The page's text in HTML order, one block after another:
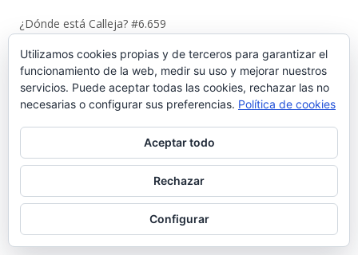
¿Dónde está Calleja? #6.659
Carta protesta a Don Pedro Muñoz Seca #6.658
El antiguo campo del Racing y la iniciativa solidaria de Elías
Sebastián Gómez Sánchez, ‘Tani’. El frutero que ayudó a
sacar adelante a once hermanos #6.656
La viñeta de Alberto Castrelo. Se hacen fiestas a domicilio
#6.655
Utilizamos cookies propias y de terceros para garantizar el
funcionamiento de la web, medir su uso y mejorar nuestros
servicios. Puede aceptar todas las cookies, rechazar las no
necesarias o configurar sus preferencias. Política de cookies
Aceptar todo
Rechazar
Configurar